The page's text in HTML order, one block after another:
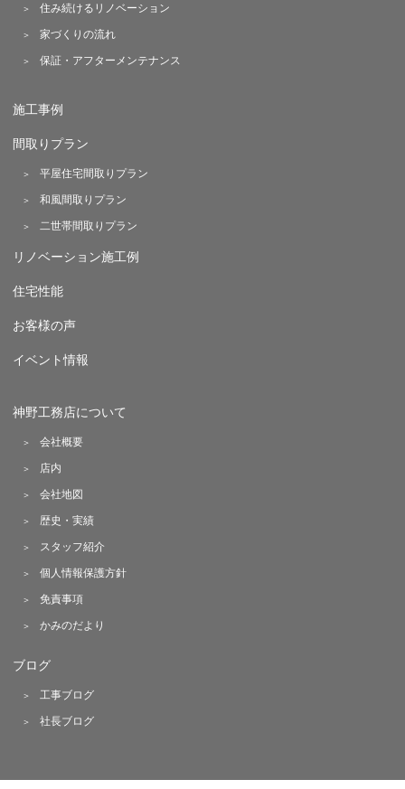
住み続けるリノベーション
家づくりの流れ
保証・アフターメンテナンス
施工事例
間取りプラン
平屋住宅間取りプラン
和風間取りプラン
二世帯間取りプラン
リノベーション施工例
住宅性能
お客様の声
イベント情報
神野工務店について
会社概要
店内
会社地図
歴史・実績
スタッフ紹介
個人情報保護方針
免責事項
かみのだより
ブログ
工事ブログ
社長ブログ